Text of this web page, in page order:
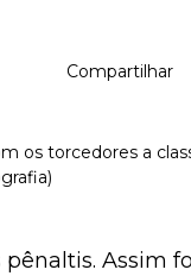
Compartilhar
os torcedores a
Assim